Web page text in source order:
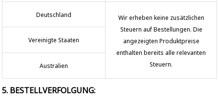
Deutschland
Wir erheben keine zusätzlichen
Steuern auf Bestellungen. Die
angezeigten Produktpreise
enthalten bereits alle relevanten
Steuern.
Vereinigte Staaten
Australien
5. BESTELLVERFOLGUNG: